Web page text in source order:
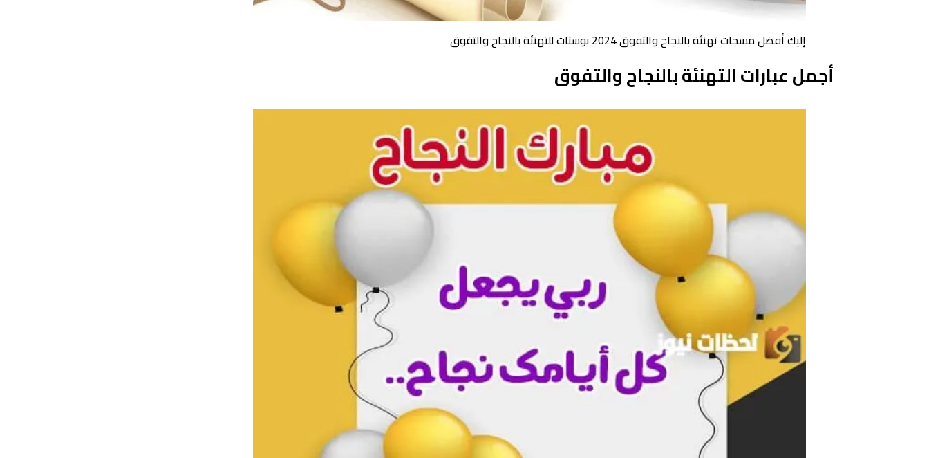
إليك أفضل مسجات تهنئة بالنجاح والتفوق 2024 بوستات للتهنئة بالنجاح والتفوق
أجمل عبارات التهنئة بالنجاح والتفوق